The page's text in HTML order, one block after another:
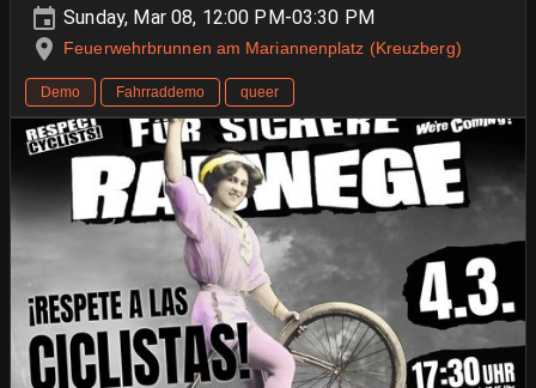
Sunday, Mar 08, 12:00 PM-03:30 PM
Feuerwehrbrunnen am Mariannenplatz (Kreuzberg)
Demo Fahrraddemo queer